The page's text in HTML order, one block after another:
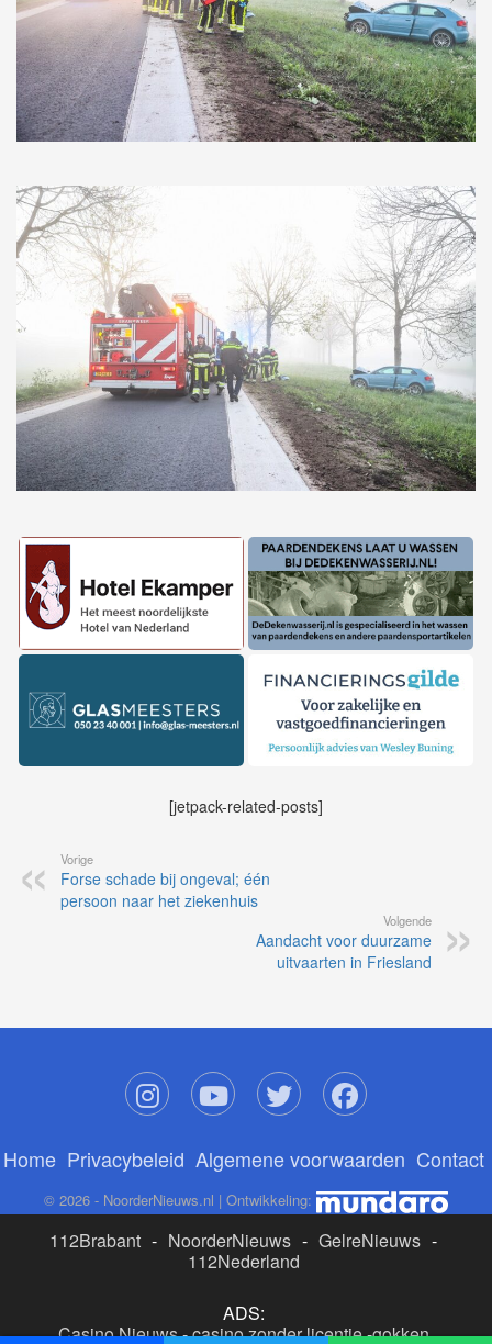
[jetpack-related-posts]
Vorige
Forse schade bij ongeval; één
persoon naar het ziekenhuis
Volgende
Aandacht voor duurzame
uitvaarten in Friesland
Home Privacybeleid Algemene voorwaarden Contact
© 2026 - NoorderNieuws.nl | Ontwikkeling:
112Brabant - NoorderNieuws - GelreNieuws -
112Nederland
ADS:
Casino Nieuws-casino zonder licentie-gokken